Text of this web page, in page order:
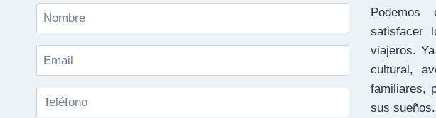
satisfacer
viajeros.
cultural,
familiares,
sus